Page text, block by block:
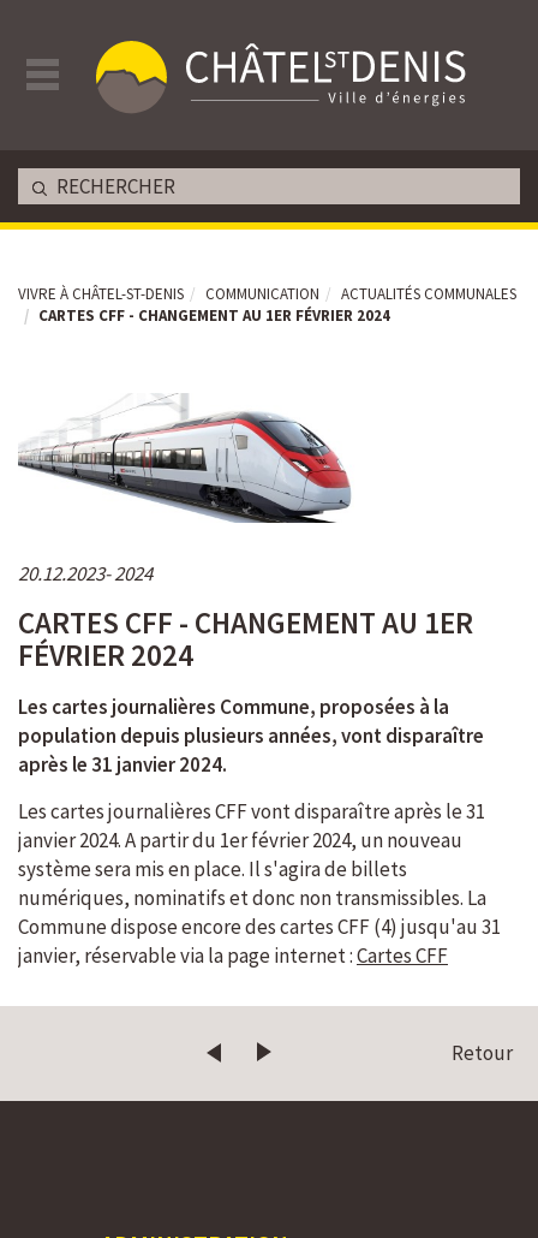
VIVRE À CHÂTEL-ST-DENIS COMMUNICATION
ACTUALITÉS COMMUNALES
CARTES CFF - CHANGEMENT AU 1ER FÉVRIER 2024
20.12.2023 2024
CARTES CFF - CHANGEMENT AU 1ER
FÉVRIER 2024
Les cartes journalières Commune, proposées à la
population depuis plusieurs années, vont disparaître
après le 31 janvier 2024.
Les cartes journalières CFF vont disparaître après le 31
janvier 2024. A partir du 1er février 2024, un nouveau
système sera mis en place. Il s'agira de billets
numériques, nominatifs et donc non transmissibles. La
Commune dispose encore des cartes CFF (4) jusqu'au 31
janvier, réservable via la page internet :Cartes CFF
Retour